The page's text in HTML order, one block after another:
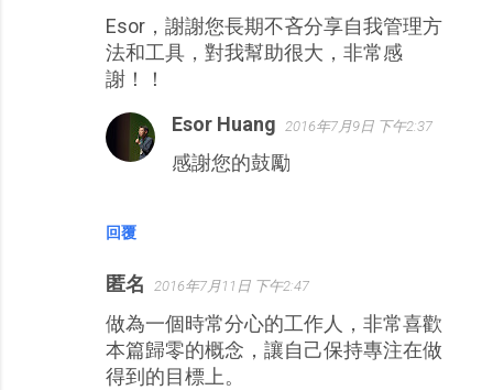
Esor，謝謝您長期不吝分享自我管理方
法和工具，對我幫助很大，非常感
謝！！
回覆
Esor Huang 2016年7月9日 下午2:37
感謝您的鼓勵
匿名 2016年7月11日 下午2:47
做為一個時常分心的工作人，非常喜歡
本篇歸零的概念，讓自己保持專注在做
得到的目標上。